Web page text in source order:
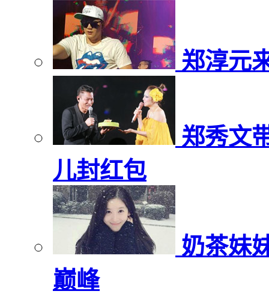
郑淳元
郑秀文
儿封红包
奶茶妹
巅峰